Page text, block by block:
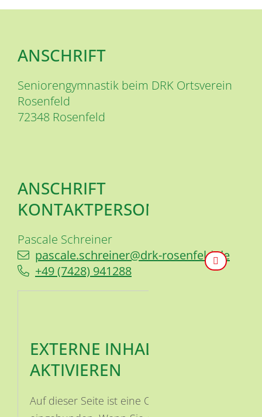
ANSCHRIFT
Seniorengymnastik beim DRK Ortsverein
Rosenfeld
72348 Rosenfeld
ANSCHRIFT
KONTAKTPERSON
Pascale Schreiner
pascale.schreiner@drk-rosenfeld.de
+49 (7428) 941288
EXTERNE INHALTE
AKTIVIEREN
Auf dieser Seite ist eine OSM Karte